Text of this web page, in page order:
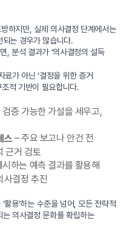
하지만, 실제 의사결정 단계에서는
는 경우가 많습니다.
, 분석 결과가 ‘의사결정의 설득
가 아닌 ‘결정을 위한 증거
적 기반이 필요합니다.
증 가능한 가설을 세우고,
스 – 주요 보고나 안건 전
근거 검토
하는 예측 결과를 활용해
사결정 추진
활용’하는 수준을 넘어, 모든 전략적
의사결정 문화를 확립하는